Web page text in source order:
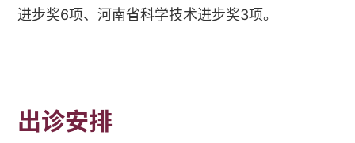
进步奖6项、河南省科学技术进步奖3项。
出诊安排